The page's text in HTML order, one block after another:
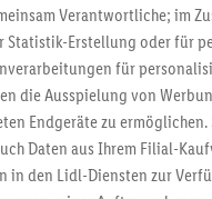
Verantwortliche; im
Erstellung oder für
für
die Ausspielung von
Endgeräte zu ermöglichen.
Daten aus Ihrem Filial-
in den Lidl-Diensten zur